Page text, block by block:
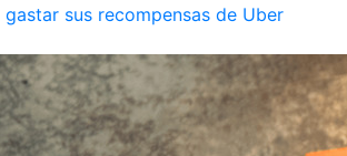
sus recompensas de Uber